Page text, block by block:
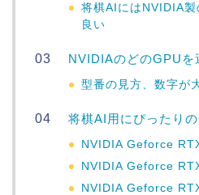
将棋AIにはNVIDIA
良い
NVIDIAのどのGPUを
型番の見方、数字が
将棋AI用にぴったり
NVIDIA Geforce
NVIDIA Geforce
NVIDIA Geforce